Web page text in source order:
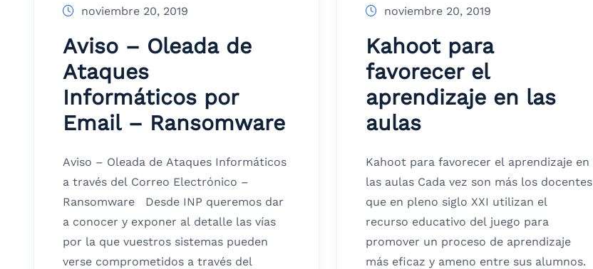
noviembre 20, 2019
Aviso – Oleada de
Ataques
Informáticos por
Email – Ransomware
Aviso – Oleada de Ataques Informáticos
a través del Correo Electrónico –
Ransomware Desde INP queremos dar
a conocer y exponer al detalle las vías
por la que vuestros sistemas pueden
verse comprometidos a través del
noviembre 20, 2019
Kahoot para
favorecer el
aprendizaje en las
aulas
Kahoot para favorecer el aprendizaje en
las aulas Cada vez son más los docentes
que en pleno siglo XXI utilizan el
recurso educativo del juego para
promover un proceso de aprendizaje
más eficaz y ameno entre sus alumnos.